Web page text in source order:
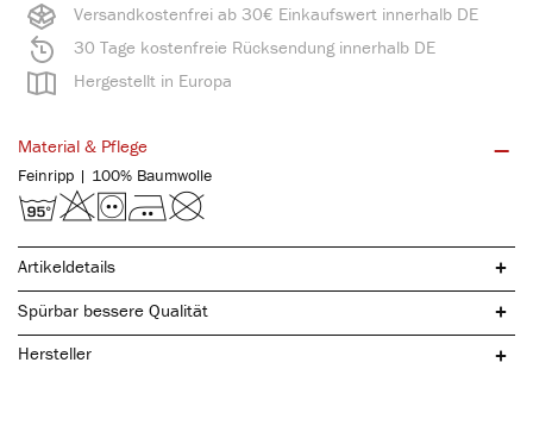
Versandkostenfrei ab 30€ Einkaufswert innerhalb DE
30 Tage kostenfreie Rücksendung innerhalb DE
Hergestellt in Europa
Material & Pflege
Feinripp | 100% Baumwolle
Artikeldetails
Spürbar bessere Qualität
Hersteller